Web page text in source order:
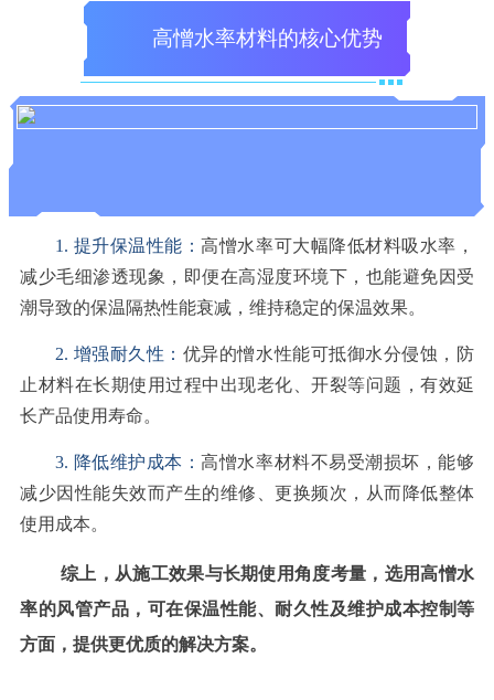
高憎水率材料的核心优势
1. 提升保温性能：高憎水率可大幅降低材料吸水率，
减少毛细渗透现象，即便在高湿度环境下，也能避免因受
潮导致的保温隔热性能衰减，维持稳定的保温效果。
2. 增强耐久性： 优异的憎水性能可抵御水分侵蚀，防
止材料在长期使用过程中出现老化、开裂等问题，有效延
长产品使用寿命。
3. 降低维护成本：高憎水率材料不易受潮损坏，能够
减少因性能失效而产生的维修、更换频次，从而降低整体
使用成本。
综上，从施工效果与长期使用角度考量，选用高憎水
率的风管产品，可在保温性能、耐久性及维护成本控制等
方面，提供更优质的解决方案。